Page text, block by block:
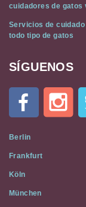
cuidadores de gatos
Servicios de
todo tipo de gatos
Cat
Flat
Social
Media
SÍGUENOS
Berlin
Frankfurt
Köln
München